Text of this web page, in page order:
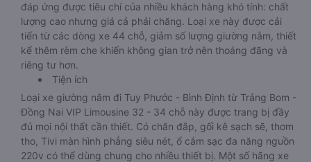
đáp ứng được tiêu chí của nhiều khách hàng khó tính: chất
lượng cao nhưng giá cả phải chăng. Loại xe này được cải
tiến từ các dòng xe 44 chỗ, giảm số lượng giường nằm, thiết
kế thêm rèm che khiến không gian trở nên thoáng đãng và
riêng tư hơn.
Tiện ích
Loại xe giường nằm đi Tuy Phước - Bình Định từ Trảng Bom -
Đồng Nai VIP Limousine 32 - 34 chỗ này được trang bị đầy
đủ mọi nội thất cần thiết. Có chăn đắp, gối kê sạch sẽ, thơm
tho, Tivi màn hình phẳng siêu nét, ổ cắm sạc đa năng nguồn
220v có thể dùng chung cho nhiều thiết bị. Một số hãng xe